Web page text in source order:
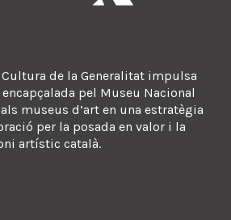
de la Generalitat impulsa
pel Museu Nacional
museus d’art en una estratègia
per la posada en valor i la
artístic català.